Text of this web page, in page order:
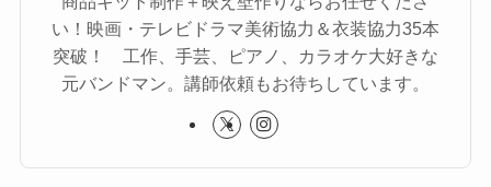
い！映画・テレビドラマ美術協力＆衣装協力35本
突破！ 工作、手芸、ピアノ、カラオケ大好きな
元バンドマン。講師依頼もお待ちしています。